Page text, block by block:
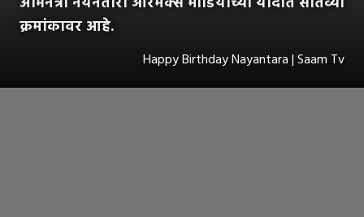
क्रमांकावर आहे.
Happy Birthday Nayantara | Saam Tv